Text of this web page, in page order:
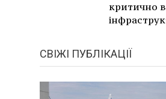
критично
СВІЖІ ПУБЛІКАЦІЇ